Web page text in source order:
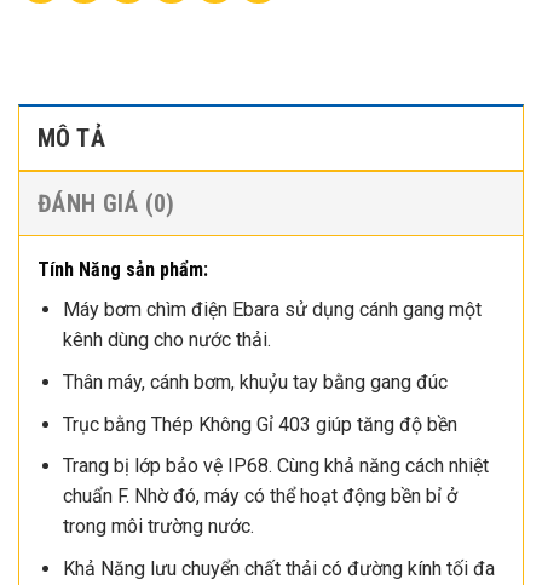
MÔ TẢ
ĐÁNH GIÁ (0)
Tính Năng sản phẩm:
Máy bơm chìm điện Ebara sử dụng cánh gang một
kênh dùng cho nước thải.
Thân máy, cánh bơm, khuỷu tay bằng gang đúc
Trục bằng Thép Không Gỉ 403 giúp tăng độ bền
Trang bị lớp bảo vệ IP68. Cùng khả năng cách nhiệt
chuẩn F. Nhờ đó, máy có thể hoạt động bền bỉ ở
trong môi trường nước.
Khả Năng lưu chuyển chất thải có đường kính tối đa